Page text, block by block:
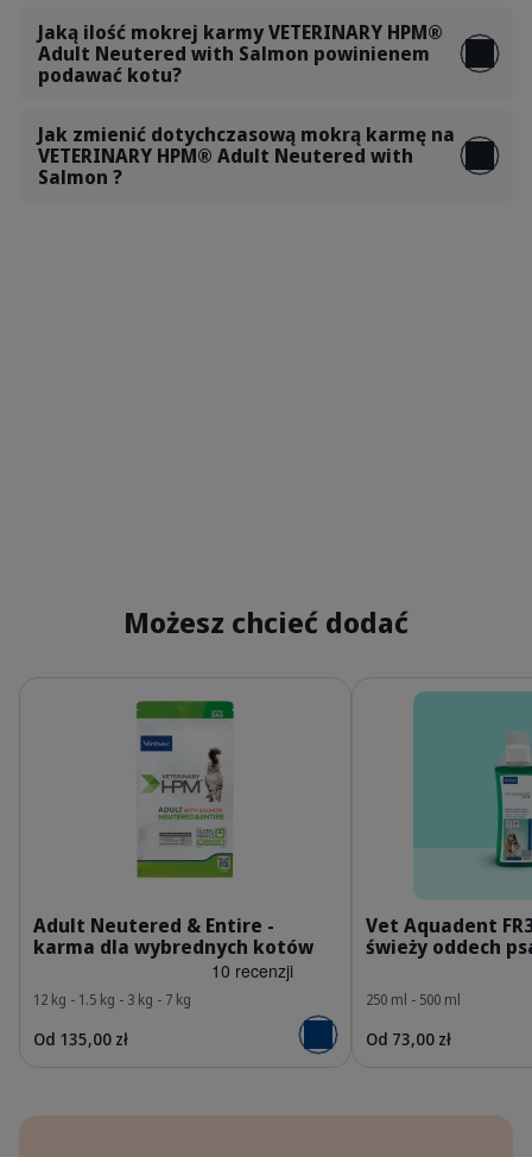
Jaką ilość mokrej karmy VETERINARY HPM®
Adult Neutered with Salmon powinienem
podawać kotu?
Jak zmienić dotychczasową mokrą karmę na
VETERINARY HPM® Adult Neutered with
Salmon ?
Możesz chcieć dodać
HQ_HPM_Packaging-without-kg_Adult-
Adult Neutered & Entire -
karma dla wybrednych kotów
12 kg - 1.5 kg - 3 kg - 7 kg
Od 135,00 zł Dodaj do koszyka
Vet Aquadent
świeży oddech
250 ml - 500 ml
Od 73,00 zł
Szczegóły